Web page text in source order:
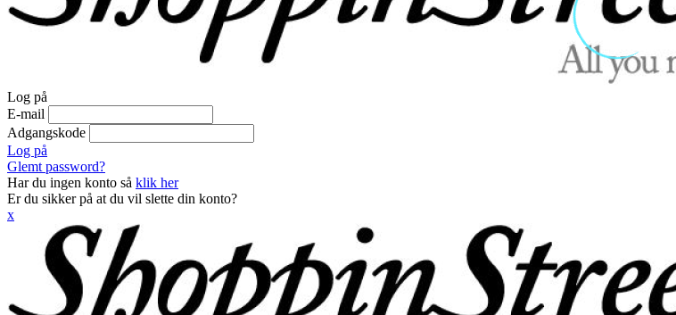
Log på
E-mail
Adgangskode
Log på
Glemt password?
Har du ingen konto så klik her
Er du sikker på at du vil slette din konto?
x